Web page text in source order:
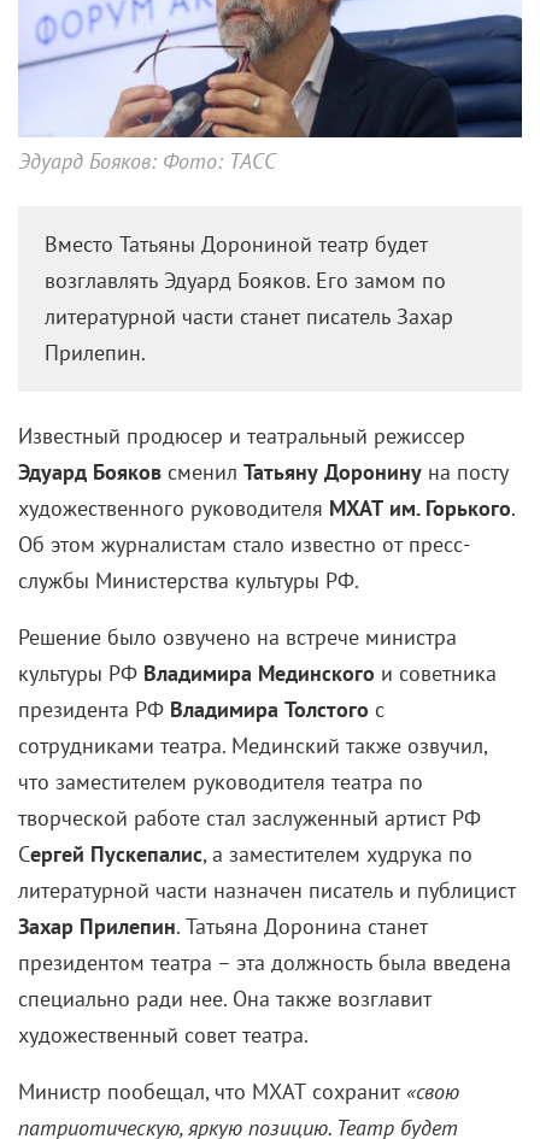
Эдуард Бояков: Фото: ТАСС
Вместо Татьяны Дорониной театр будет
возглавлять Эдуард Бояков. Его замом по
литературной части станет писатель Захар
Прилепин.
Известный продюсер и театральный режиссер
Эдуард Бояков сменил Татьяну Доронину на посту
художественного руководителя МХАТ им. Горького.
Об этом журналистам стало известно от пресс-
службы Министерства культуры РФ.
Решение было озвучено на встрече министра
культуры РФ Владимира Мединского и советника
президента РФ Владимира Толстого с
сотрудниками театра. Мединский также озвучил,
что заместителем руководителя театра по
творческой работе стал заслуженный артист РФ
Сергей Пускепалис, а заместителем худрука по
литературной части назначен писатель и публицист
Захар Прилепин. Татьяна Доронина станет
президентом театра – эта должность была введена
специально ради нее. Она также возглавит
художественный совет театра.
Министр пообещал, что МХАТ сохранит«свою
патриотическую, яркую позицию. Театр будет